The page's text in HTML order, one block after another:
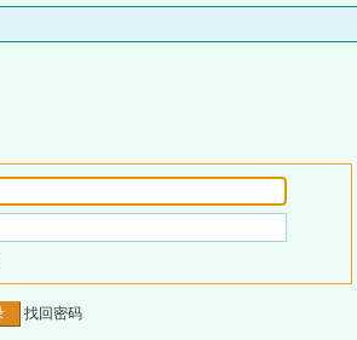
找回密码